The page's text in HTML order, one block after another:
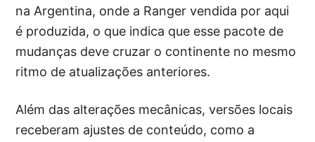
na Argentina, onde a Ranger vendida por aqui
é produzida, o que indica que esse pacote de
mudanças deve cruzar o continente no mesmo
ritmo de atualizações anteriores.
Além das alterações mecânicas, versões locais
receberam ajustes de conteúdo, como a